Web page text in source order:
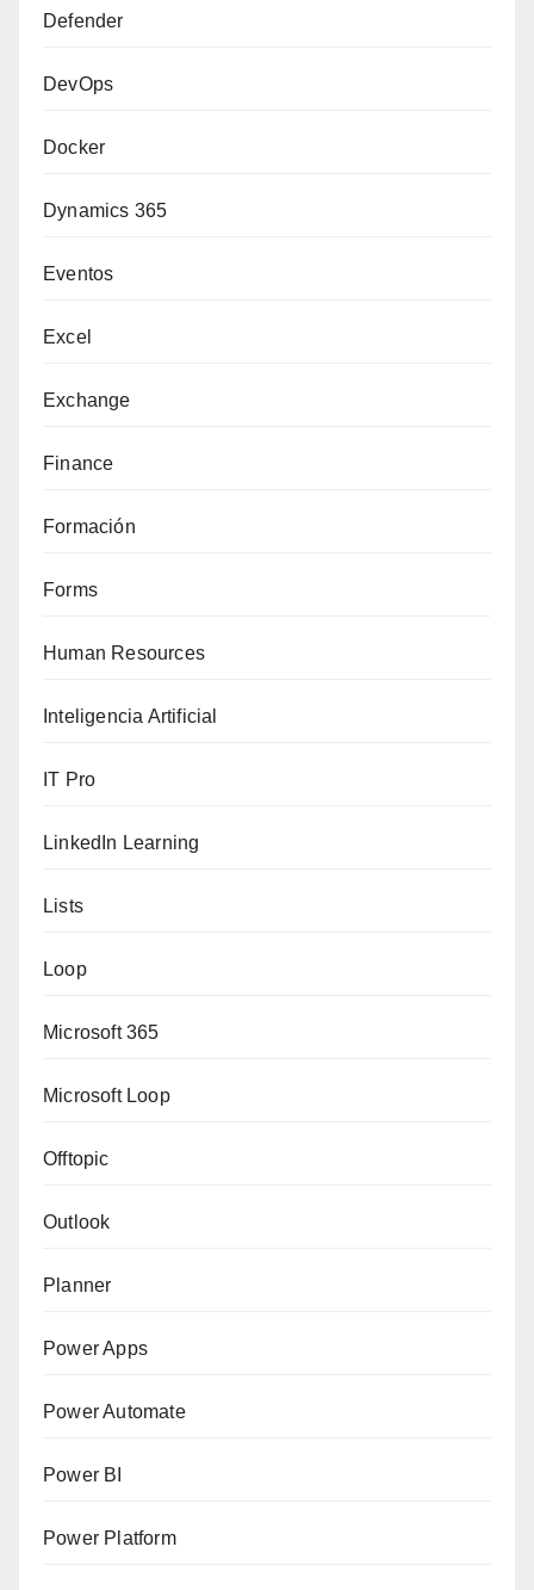
Defender
DevOps
Docker
Dynamics 365
Eventos
Excel
Exchange
Finance
Formación
Forms
Human Resources
Inteligencia Artificial
IT Pro
LinkedIn Learning
Lists
Loop
Microsoft 365
Microsoft Loop
Offtopic
Outlook
Planner
Power Apps
Power Automate
Power BI
Power Platform